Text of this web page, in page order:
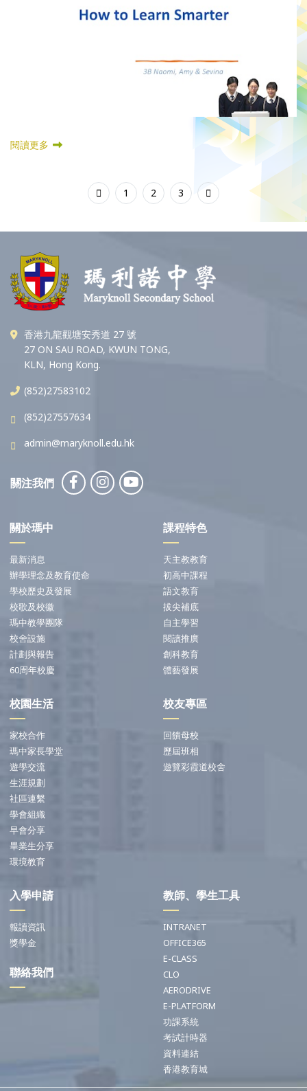
閱讀更多
1 2 3
香港九龍觀塘安秀道 27 號
27 ON SAU ROAD, KWUN TONG,
KLN, Hong Kong.
(852)27583102
(852)27557634
admin@maryknoll.edu.hk
關注我們
關於瑪中
最新消息
辦學理念及教育使命
學校歷史及發展
校歌及校徽
瑪中教學團隊
校舍設施
計劃與報告
60周年校慶
課程特色
天主教教育
初高中課程
語文教育
拔尖補底
自主學習
閱讀推廣
創科教育
體藝發展
校園生活
家校合作
瑪中家長學堂
遊學交流
生涯規劃
社區連繫
學會組織
早會分享
畢業生分享
環境教育
校友專區
回饋母校
歷屆班相
遊覽彩霞道校舍
入學申請
報讀資訊
獎學金
聯絡我們
教師、學生工具
INTRANET
OFFICE365
E-CLASS
CLO
AERODRIVE
E-PLATFORM
功課系統
考試計時器
資料連結
香港教育城